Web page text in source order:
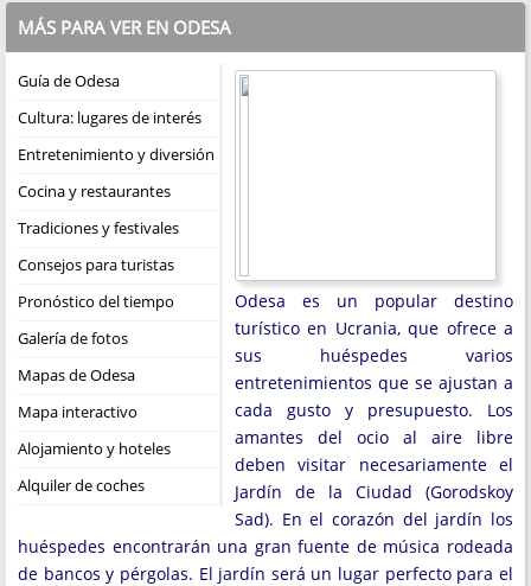
MÁS PARA VER EN ODESA
Guía de Odesa
Cultura: lugares de interés
Entretenimiento y diversión
Cocina y restaurantes
Tradiciones y festivales
Consejos para turistas
Pronóstico del tiempo
Galería de fotos
Mapas de Odesa
Mapa interactivo
Alojamiento y hoteles
Alquiler de coches
Odesa es un popular destino
turístico en Ucrania, que ofrece a
sus huéspedes varios
entretenimientos que se ajustan a
cada gusto y presupuesto. Los
amantes del ocio al aire libre
deben visitar necesariamente el
Jardín de la Ciudad (Gorodskoy
Sad). En el corazón del jardín los
huéspedes encontrarán una gran fuente de música rodeada
de bancos y pérgolas. El jardín será un lugar perfecto para el